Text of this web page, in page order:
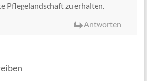
Pflegelandschaft zu erhalten.
Antworten